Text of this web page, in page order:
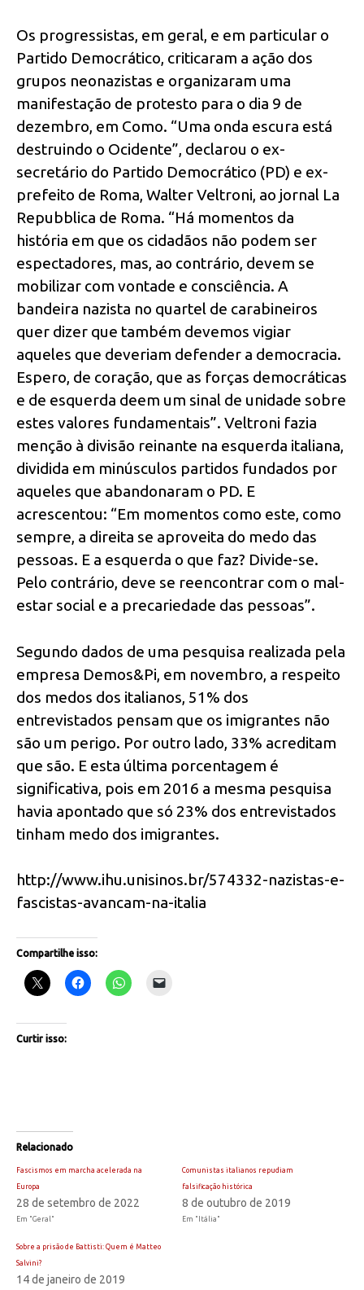
Os progressistas, em geral, e em particular o
Partido Democrático, criticaram a ação dos
grupos neonazistas e organizaram uma
manifestação de protesto para o dia 9 de
dezembro, em Como. “Uma onda escura está
destruindo o Ocidente”, declarou o ex-
secretário do Partido Democrático (PD) e ex-
prefeito de Roma, Walter Veltroni, ao jornal La
Repubblica de Roma. “Há momentos da
história em que os cidadãos não podem ser
espectadores, mas, ao contrário, devem se
mobilizar com vontade e consciência. A
bandeira nazista no quartel de carabineiros
quer dizer que também devemos vigiar
aqueles que deveriam defender a democracia.
Espero, de coração, que as forças democráticas
e de esquerda deem um sinal de unidade sobre
estes valores fundamentais”. Veltroni fazia
menção à divisão reinante na esquerda italiana,
dividida em minúsculos partidos fundados por
aqueles que abandonaram o PD. E
acrescentou: “Em momentos como este, como
sempre, a direita se aproveita do medo das
pessoas. E a esquerda o que faz? Divide-se.
Pelo contrário, deve se reencontrar com o mal-
estar social e a precariedade das pessoas”.
Segundo dados de uma pesquisa realizada pela
empresa Demos&Pi, em novembro, a respeito
dos medos dos italianos, 51% dos
entrevistados pensam que os imigrantes não
são um perigo. Por outro lado, 33% acreditam
que são. E esta última porcentagem é
significativa, pois em 2016 a mesma pesquisa
havia apontado que só 23% dos entrevistados
tinham medo dos imigrantes.
http://www.ihu.unisinos.br/574332-nazistas-e-
fascistas-avancam-na-italia
Compartilhe isso:
Curtir isso:
Relacionado
Fascismos em marcha acelerada na
Europa
28 de setembro de 2022
Em "Geral"
Comunistas italianos repudiam
falsificação histórica
8 de outubro de 2019
Em "Itália"
Sobre a prisão de Battisti: Quem é Matteo
Salvini?
14 de janeiro de 2019